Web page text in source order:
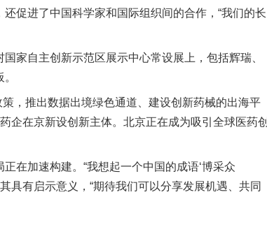
促进了中国科学家和国际组织间的合作，“我们的长
自主创新示范区展示中心常设展上，包括辉瑞、
，推出数据出境绿色通道、建设创新药械的出海平
企在京新设创新主体。北京正在成为吸引全球医药创
加速构建。“我想起一个中国的成语‘博采众
具有启示意义，“期待我们可以分享发展机遇、共同